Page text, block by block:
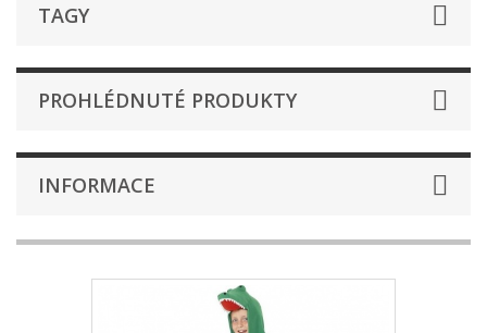
TAGY
PROHLÉDNUTÉ PRODUKTY
INFORMACE